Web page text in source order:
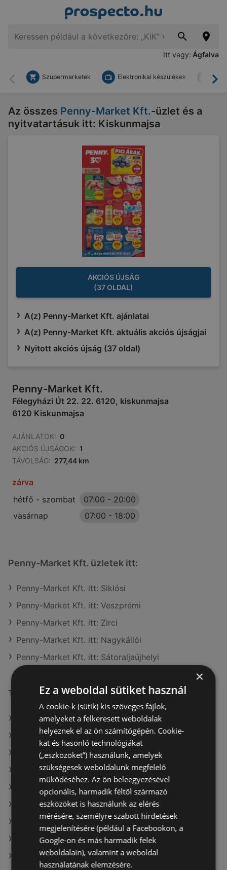
Itt vagy: Ágfalva
Vissza
Szupermarketek Elektronikai készülékek
Az összes Penny-Market Kft.-üzlet és a
nyitvatartásuk itt: Kiskunmajsa
AKCIÓS ÚJSÁG
(37 OLDAL)
A(z) Penny-Market Kft. ajánlatai
A(z) Penny-Market Kft. aktuális akciós újságjai
Nyitott akciós újság (37 oldal)
Penny-Market Kft.
Félegyházi Út 22. 22. 6120, kiskunmajsa
6120 Kiskunmajsa
AJÁNLATOK: 0
AKCIÓS ÚJSÁGOK: 1
TÁVOLSÁG: 277,44 km
zárva
hétfő - szombat
07:00 - 20:00
vasárnap
07:00 - 18:00
Penny-Market Kft. üzletek itt:
Penny-Market Kft. itt: Siklósi
Penny-Market Kft. itt: Veszprémi
Penny-Market Kft. itt: Zirci
Penny-Market Kft. itt: Nagykállói
Penny-Market Kft. itt: Sátoraljaújhelyi
További linkek
A(z) Penny-Market Kft. ajánlatai
A(z) ALDI ajánlatai
A(z) Lidl ajánlatai
A(z) Auchan aktuális akciós újságjai
A(z) Príma aktuális akciós újságjai
A(z) ÁRKLUB aktuális akciós újságjai
A(z) AlphaZoo aktuális akciós újságjai
A(z) Chef Market aktuális akciós újságjai
A(z) Penny-Market Kft. üzletei itt: Sopron-Fertődi
×
Ez a weboldal sütiket használ
A cookie-k (sütik) kis szöveges fájlok,
amelyeket a felkeresett weboldalak
helyeznek el az ön számítógépén. Cookie-
kat és hasonló technológiákat
(„eszközöket”) használunk, amelyek
szükségesek weboldalunk megfelelő
működéséhez. Az ön beleegyezésével
opcionális, harmadik féltől származó
eszközöket is használunk az elérés
mérésére, személyre szabott hirdetések
megjelenítésére (például a Facebookon, a
Google-on és más harmadik felek
weboldalain), valamint a weboldal
használatának elemzésére.